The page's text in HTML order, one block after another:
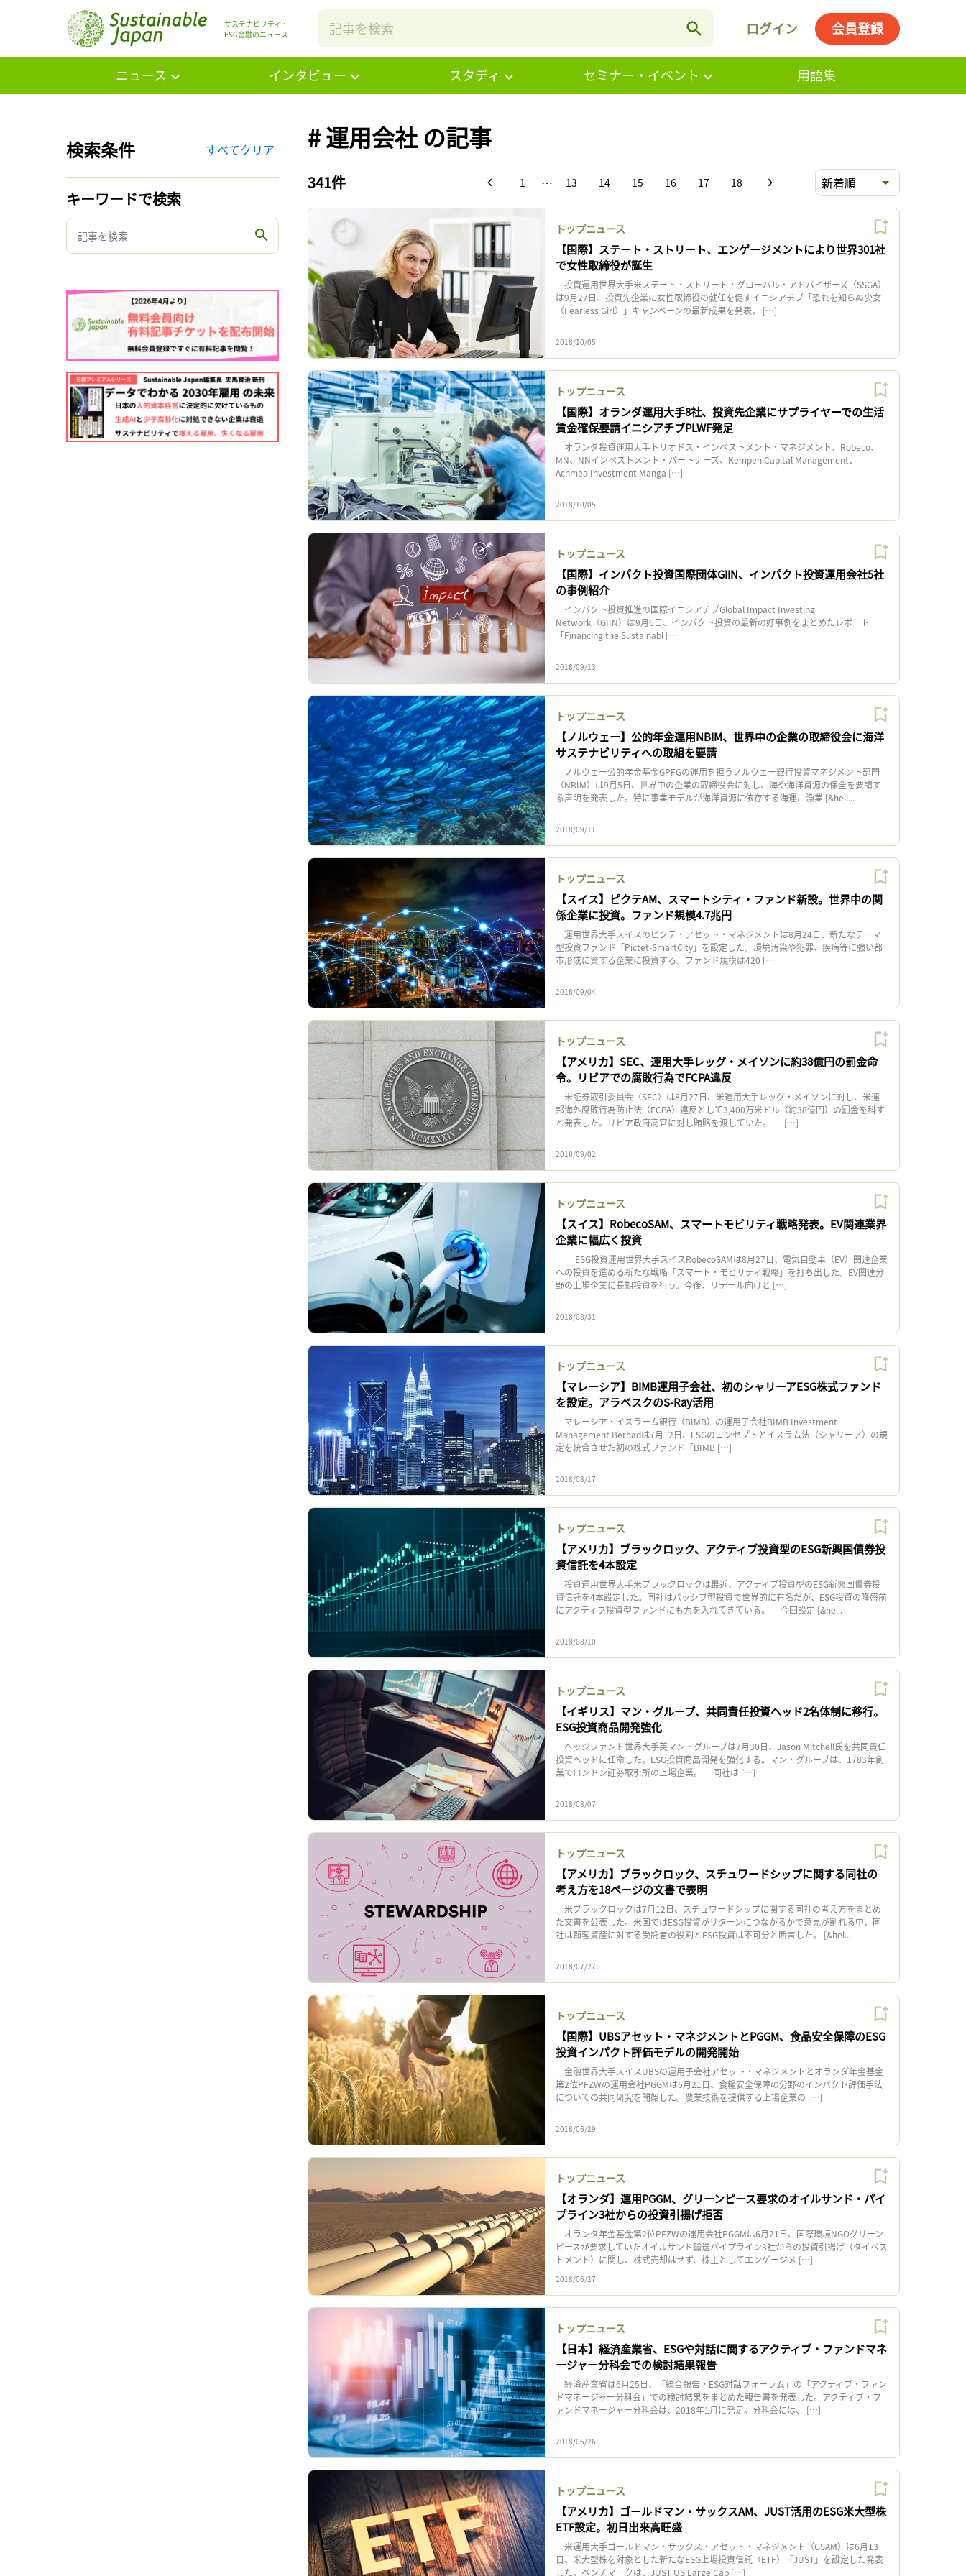
サステナビリティ・
ESG金融のニュース
ログイン 会員登録
ニュース インタビュー スタディ セミナー・イベント 用語集
検索条件 すべてクリア
キーワードで検索
# 運用会社 の記事
341件 1 … 13 14 15 16 17 18 新着順
トップニュース
【国際】ステート・ストリート、エンゲージメントにより世界301社
で女性取締役が誕生
投資運用世界大手米ステート・ストリート・グローバル・アドバイザーズ（SSGA）
は9月27日、投資先企業に女性取締役の就任を促すイニシアチブ「恐れを知らぬ少女
（Fearless Girl）」キャンペーンの最新成果を発表。 […]
2018/10/05
トップニュース
【国際】オランダ運用大手8社、投資先企業にサプライヤーでの生活
賃金確保要請イニシアチブPLWF発足
オランダ投資運用大手トリオドス・インベストメント・マネジメント、Robeco、
MN、NNインベストメント・パートナーズ、Kempen Capital Management、
Achmea Investment Manga […]
2018/10/05
トップニュース
【国際】インパクト投資国際団体GIIN、インパクト投資運用会社5社
の事例紹介
インパクト投資推進の国際イニシアチブGlobal Impact Investing
Network（GIIN）は9月6日、インパクト投資の最新の好事例をまとめたレポート
「Financing the Sustainabl […]
2018/09/13
トップニュース
【ノルウェー】公的年金運用NBIM、世界中の企業の取締役会に海洋
サステナビリティへの取組を要請
ノルウェー公的年金基金GPFGの運用を担うノルウェー銀行投資マネジメント部門
（NBIM）は9月5日、世界中の企業の取締役会に対し、海や海洋資源の保全を要請す
る声明を発表した。特に事業モデルが海洋資源に依存する海運、漁業 [&hell...
2018/09/11
トップニュース
【スイス】ピクテAM、スマートシティ・ファンド新設。世界中の関
係企業に投資。ファンド規模4.7兆円
運用世界大手スイスのピクテ・アセット・マネジメントは8月24日、新たなテーマ
型投資ファンド「Pictet-SmartCity」を設定した。環境汚染や犯罪、疾病等に強い都
市形成に資する企業に投資する。ファンド規模は420 […]
2018/09/04
トップニュース
【アメリカ】SEC、運用大手レッグ・メイソンに約38億円の罰金命
令。リビアでの腐敗行為でFCPA違反
米証券取引委員会（SEC）は8月27日、米運用大手レッグ・メイソンに対し、米連
邦海外腐敗行為防止法（FCPA）違反として3,400万米ドル（約38億円）の罰金を科す
と発表した。リビア政府高官に対し賄賂を渡していた。 […]
2018/09/02
トップニュース
【スイス】RobecoSAM、スマートモビリティ戦略発表。EV関連業界
企業に幅広く投資
ESG投資運用世界大手スイスRobecoSAMは8月27日、電気自動車（EV）関連企業
への投資を進める新たな戦略「スマート・モビリティ戦略」を打ち出した。EV関連分
野の上場企業に長期投資を行う。今後、リテール向けと […]
2018/08/31
トップニュース
【マレーシア】BIMB運用子会社、初のシャリーアESG株式ファンド
を設定。アラベスクのS-Ray活用
マレーシア・イスラーム銀行（BIMB）の運用子会社BIMB Investment
Management Berhadは7月12日、ESGのコンセプトとイスラム法（シャリーア）の規
定を統合させた初の株式ファンド「BIMB […]
2018/08/17
トップニュース
【アメリカ】ブラックロック、アクティブ投資型のESG新興国債券投
資信託を4本設定
投資運用世界大手米ブラックロックは最近、アクティブ投資型のESG新興国債券投
資信託を4本設定した。同社はパッシブ型投資で世界的に有名だが、ESG投資の隆盛前
にアクティブ投資型ファンドにも力を入れてきている。 今回設定 [&he...
2018/08/10
トップニュース
【イギリス】マン・グループ、共同責任投資ヘッド2名体制に移行。
ESG投資商品開発強化
ヘッジファンド世界大手英マン・グループは7月30日、Jason Mitchell氏を共同責任
投資ヘッドに任命した。ESG投資商品開発を強化する。マン・グループは、1783年創
業でロンドン証券取引所の上場企業。 同社は […]
2018/08/07
トップニュース
【アメリカ】ブラックロック、スチュワードシップに関する同社の
考え方を18ページの文書で表明
米ブラックロックは7月12日、スチュワードシップに関する同社の考え方をまとめ
た文書を公表した。米国ではESG投資がリターンにつながるかで意見が割れる中、同
社は顧客資産に対する受託者の役割とESG投資は不可分と断言した。 [&hel...
2018/07/27
トップニュース
【国際】UBSアセット・マネジメントとPGGM、食品安全保障のESG
投資インパクト評価モデルの開発開始
金融世界大手スイスUBSの運用子会社アセット・マネジメントとオランダ年金基金
第2位PFZWの運用会社PGGMは6月21日、食糧安全保障の分野のインパクト評価手法
についての共同研究を開始した。農業技術を提供する上場企業の […]
2018/06/29
トップニュース
【オランダ】運用PGGM、グリーンピース要求のオイルサンド・パイ
プライン3社からの投資引揚げ拒否
オランダ年金基金第2位PFZWの運用会社PGGMは6月21日、国際環境NGOグリーン
ピースが要求していたオイルサンド輸送パイプライン3社からの投資引揚げ（ダイベス
トメント）に関し、株式売却はせず、株主としてエンゲージメ […]
2018/06/27
トップニュース
【日本】経済産業省、ESGや対話に関するアクティブ・ファンドマネ
ージャー分科会での検討結果報告
経済産業省は6月25日、「統合報告・ESG対話フォーラム」の「アクティブ・ファン
ドマネージャー分科会」での検討結果をまとめた報告書を発表した。アクティブ・フ
ァンドマネージャー分科会は、2018年1月に発足。分科会には、 […]
2018/06/26
トップニュース
【アメリカ】ゴールドマン・サックスAM、JUST活用のESG米大型株
ETF設定。初日出来高旺盛
米運用大手ゴールドマン・サックス・アセット・マネジメント（GSAM）は6月13
日、米大型株を対象とした新たなESG上場投資信託（ETF）「JUST」を設定した発表
した。ベンチマークは、JUST US Large Cap […]
記事をお気に入りに保存するには
ログイン 会員登録